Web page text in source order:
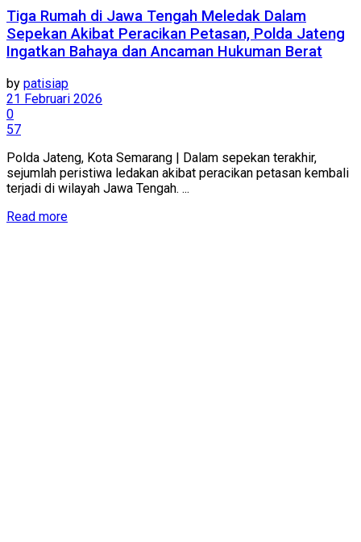
Tiga Rumah di Jawa Tengah Meledak Dalam
Sepekan Akibat Peracikan Petasan, Polda Jateng
Ingatkan Bahaya dan Ancaman Hukuman Berat
by patisiap
21 Februari 2026
0
57
Polda Jateng, Kota Semarang | Dalam sepekan terakhir,
sejumlah peristiwa ledakan akibat peracikan petasan kembali
terjadi di wilayah Jawa Tengah. ...
Read moreDetails